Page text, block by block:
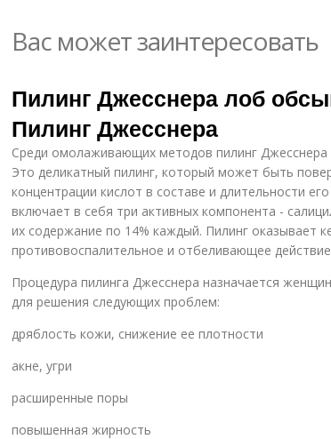
Вас может заинтересовать
Пилинг Джесснера лоб
Пилинг Джесснера
Среди омолаживающих методов пилинг
Это деликатный пилинг, который может быть
концентрации кислот в составе и длительности
включает в себя три активных компонента -
их содержание по 14% каждый. Пилинг оказывает
противовоспалительное и отбеливающее
Процедура пилинга Джесснера назначается
для решения следующих проблем:
дряблость кожи, снижение ее плотности
акне, угри
расширенные поры
повышенная жирность